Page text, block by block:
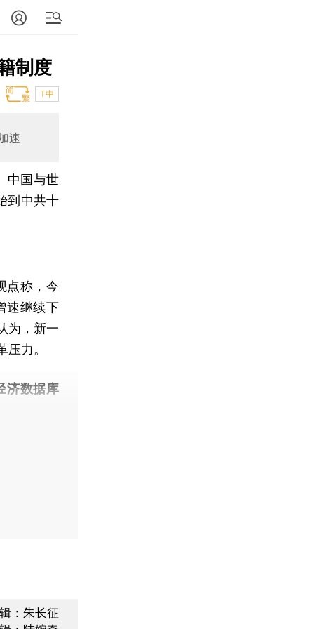
制度
T中
速
中国与世
到中共十
称，今
速继续下
为，新一
力。
济数据库
：朱长征